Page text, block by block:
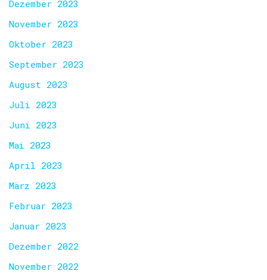
Dezember 2023
November 2023
Oktober 2023
September 2023
August 2023
Juli 2023
Juni 2023
Mai 2023
April 2023
März 2023
Februar 2023
Januar 2023
Dezember 2022
November 2022